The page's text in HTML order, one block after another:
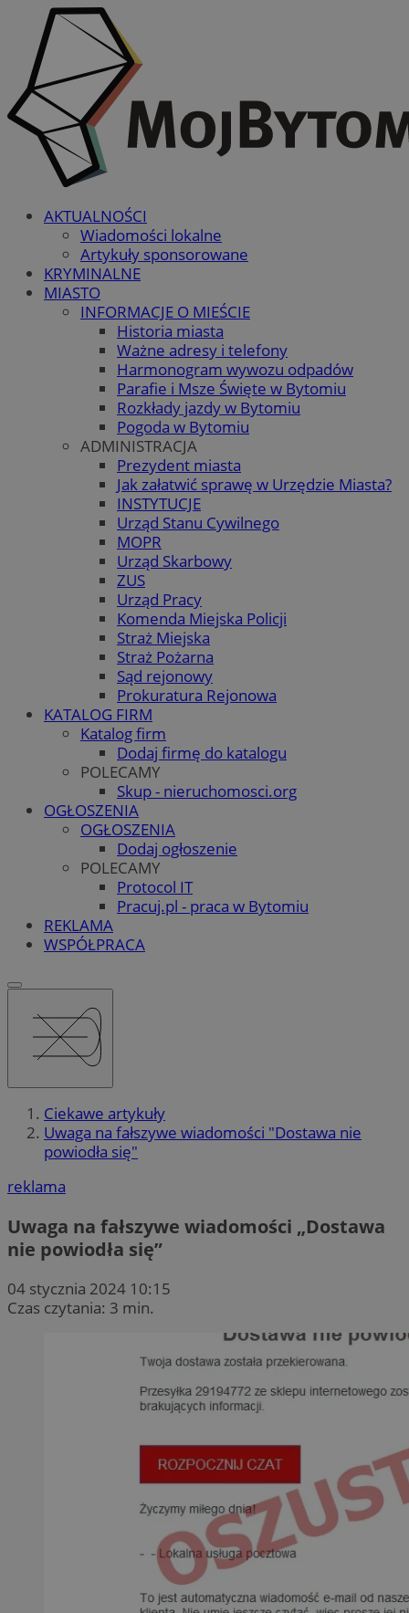
AKTUALNOŚCI
Wiadomości lokalne
Artykuły sponsorowane
KRYMINALNE
MIASTO
INFORMACJE O MIEŚCIE
Historia miasta
Ważne adresy i telefony
Harmonogram wywozu odpadów
Parafie i Msze Święte w Bytomiu
Rozkłady jazdy w Bytomiu
Pogoda w Bytomiu
ADMINISTRACJA
Prezydent miasta
Jak załatwić sprawę w Urzędzie Miasta?
INSTYTUCJE
Urząd Stanu Cywilnego
MOPR
Urząd Skarbowy
ZUS
Urząd Pracy
Komenda Miejska Policji
Straż Miejska
Straż Pożarna
Sąd rejonowy
Prokuratura Rejonowa
KATALOG FIRM
Katalog firm
Dodaj firmę do katalogu
POLECAMY
Skup - nieruchomosci.org
OGŁOSZENIA
OGŁOSZENIA
Dodaj ogłoszenie
POLECAMY
Protocol IT
Pracuj.pl - praca w Bytomiu
REKLAMA
WSPÓŁPRACA
Ciekawe artykuły
Uwaga na fałszywe wiadomości "Dostawa nie
powiodła się"
reklama
Uwaga na fałszywe wiadomości „Dostawa
nie powiodła się”
04 stycznia 2024 10:15
Czas czytania: 3 min.